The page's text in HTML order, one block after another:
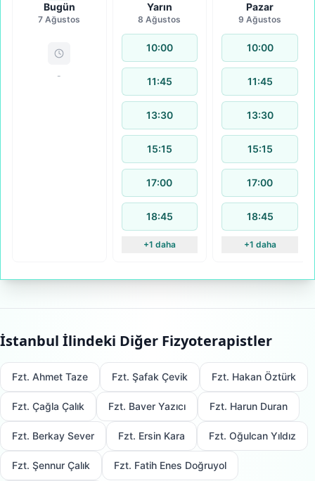
Bugün
7 Ağustos
-
Yarın
8 Ağustos
10:00
11:45
13:30
15:15
17:00
18:45
+1 daha
Pazar
9 Ağustos
10:00
11:45
13:30
15:15
17:00
18:45
+1 daha
İstanbul İlindeki Diğer Fizyoterapistler
Fzt. Ahmet Taze Fzt. Şafak Çevik Fzt. Hakan Öztürk
Fzt. Çağla Çalık Fzt. Baver Yazıcı Fzt. Harun Duran
Fzt. Berkay Sever Fzt. Ersin Kara Fzt. Oğulcan Yıldız
Fzt. Şennur Çalık Fzt. Fatih Enes Doğruyol